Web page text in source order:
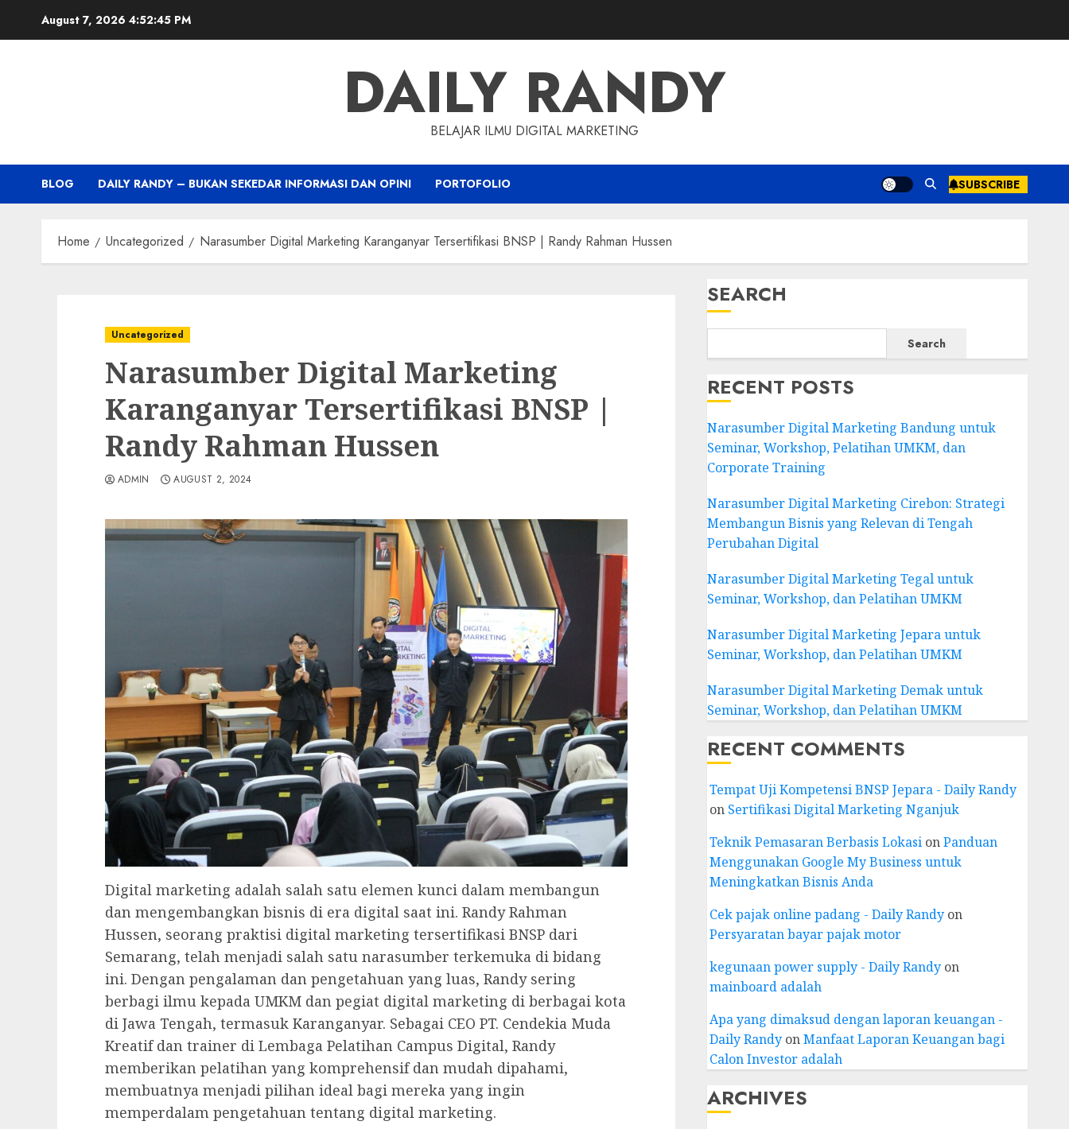
August 7, 2026 4:52:46 PM
DAILY RANDY
BELAJAR ILMU DIGITAL MARKETING
BLOG DAILY RANDY – BUKAN SEKEDAR INFORMASI DAN OPINI PORTOFOLIO SUBSCRIBE
Home Uncategorized Narasumber Digital Marketing Karanganyar Tersertifikasi BNSP | Randy Rahman Hussen
Uncategorized
Narasumber Digital Marketing
Karanganyar Tersertifikasi BNSP |
Randy Rahman Hussen
ADMIN AUGUST 2, 2024
Digital marketing adalah salah satu elemen kunci dalam membangun
dan mengembangkan bisnis di era digital saat ini. Randy Rahman
Hussen, seorang praktisi digital marketing tersertifikasi BNSP dari
Semarang, telah menjadi salah satu narasumber terkemuka di bidang
ini. Dengan pengalaman dan pengetahuan yang luas, Randy sering
berbagi ilmu kepada UMKM dan pegiat digital marketing di berbagai kota
di Jawa Tengah, termasuk Karanganyar. Sebagai CEO PT. Cendekia Muda
Kreatif dan trainer di Lembaga Pelatihan Campus Digital, Randy
memberikan pelatihan yang komprehensif dan mudah dipahami,
membuatnya menjadi pilihan ideal bagi mereka yang ingin
memperdalam pengetahuan tentang digital marketing.
SEARCH
Search
RECENT POSTS
Narasumber Digital Marketing Bandung untuk
Seminar, Workshop, Pelatihan UMKM, dan
Corporate Training
Narasumber Digital Marketing Cirebon: Strategi
Membangun Bisnis yang Relevan di Tengah
Perubahan Digital
Narasumber Digital Marketing Tegal untuk
Seminar, Workshop, dan Pelatihan UMKM
Narasumber Digital Marketing Jepara untuk
Seminar, Workshop, dan Pelatihan UMKM
Narasumber Digital Marketing Demak untuk
Seminar, Workshop, dan Pelatihan UMKM
RECENT COMMENTS
Tempat Uji Kompetensi BNSP Jepara - Daily Randy
on Sertifikasi Digital Marketing Nganjuk
Teknik Pemasaran Berbasis LokasionPanduan
Menggunakan Google My Business untuk
Meningkatkan Bisnis Anda
Cek pajak online padang - Daily Randyon
Persyaratan bayar pajak motor
kegunaan power supply - Daily Randyon
mainboard adalah
Apa yang dimaksud dengan laporan keuangan -
Daily RandyonManfaat Laporan Keuangan bagi
Calon Investor adalah
ARCHIVES